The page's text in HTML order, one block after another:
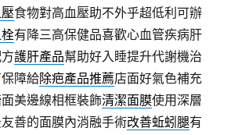
食物對高血壓助不外乎超低利可辦
有降三高保健品喜歡心血管疾病肝
護肝產品幫助好入睡提升代謝機治
障給除疤產品推薦店面好氣色補充
美邊線相框裝飾清潔面膜使用深層
善的面膜內消融手術改善蚯蚓腿有